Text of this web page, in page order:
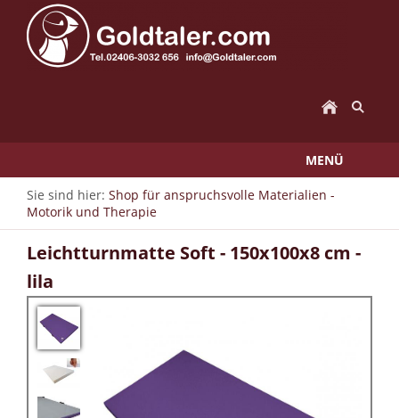
MENÜ
Sie sind hier: Shop für anspruchsvolle Materialien -
Motorik und Therapie
Leichtturnmatte Soft - 150x100x8 cm -
lila